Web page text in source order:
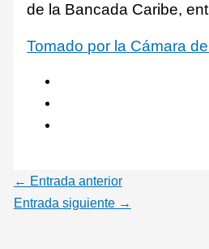
de la Bancada Caribe,
Tomado por la Cámara
← Entrada anterior
Entrada siguiente →